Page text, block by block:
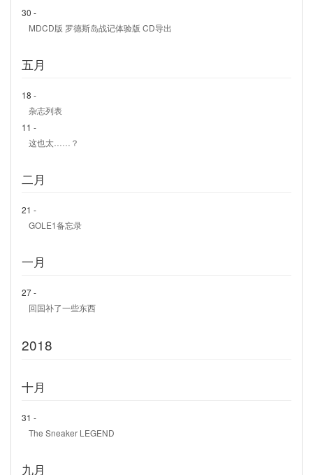
30 -
MDCD版 罗德斯岛战记体验版 CD导出
五月
18 -
杂志列表
11 -
这也太……？
二月
21 -
GOLE1备忘录
一月
27 -
回国补了一些东西
2018
十月
31 -
The Sneaker LEGEND
九月